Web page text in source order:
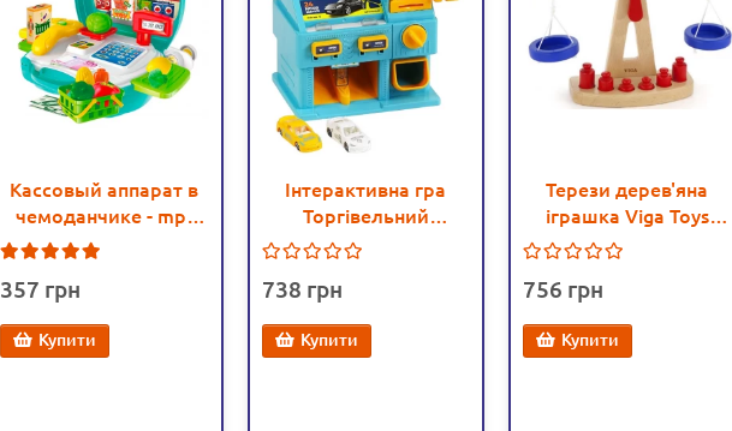
Кассовый аппарат в
чемоданчике - mpl
8314
357
Купити
Інтерактивна гра
Торгівельний
автомат, 2 машинки
738
Купити
Терези дерев'яна
іграшка Viga Toys
(50660) - afk 50660
756
Купити